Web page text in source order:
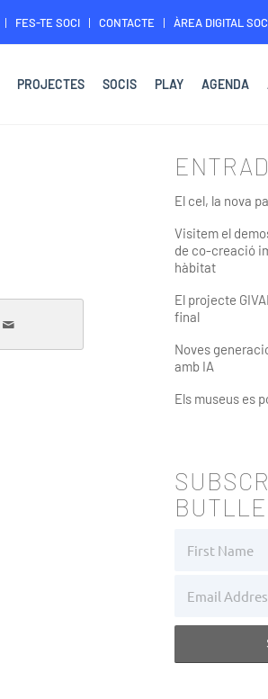
FES-TE SOCI CONTACTE ÀREA DIGITAL
PROJECTES SOCIS PLAY AGENDA
El cel, la nova
Visitem el
de co-creació
hàbitat
El projecte
final
Noves
amb IA
Els museus es